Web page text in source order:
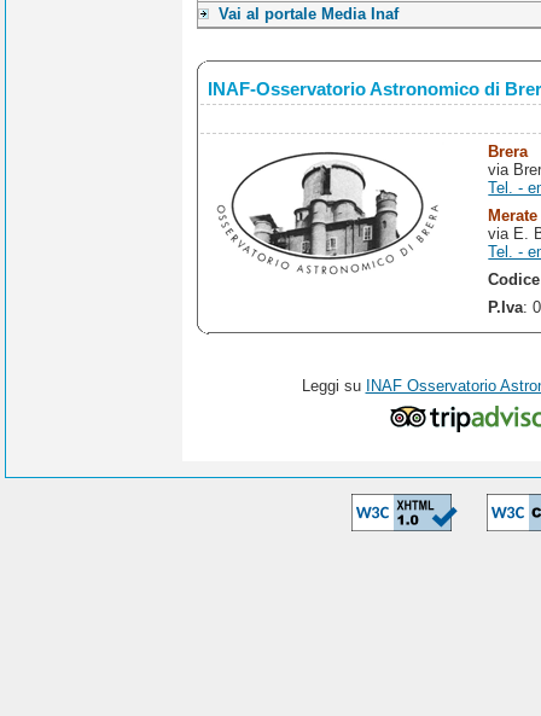
Vai al portale Media Inaf
INAF-Osservatorio Astronomico di
Brera
via
Tel. -
Merate
via E.
Tel. -
P.Iva:
Leggi su INAF Osservatorio